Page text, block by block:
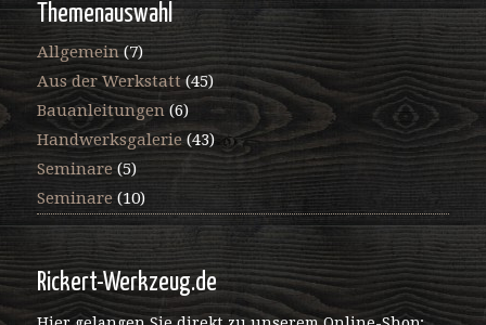
Themenauswahl
Allgemein(7)
Aus der Werkstatt(45)
Bauanleitungen(6)
Handwerksgalerie(43)
Seminare (5)
Seminare(10)
Rickert-Werkzeug.de